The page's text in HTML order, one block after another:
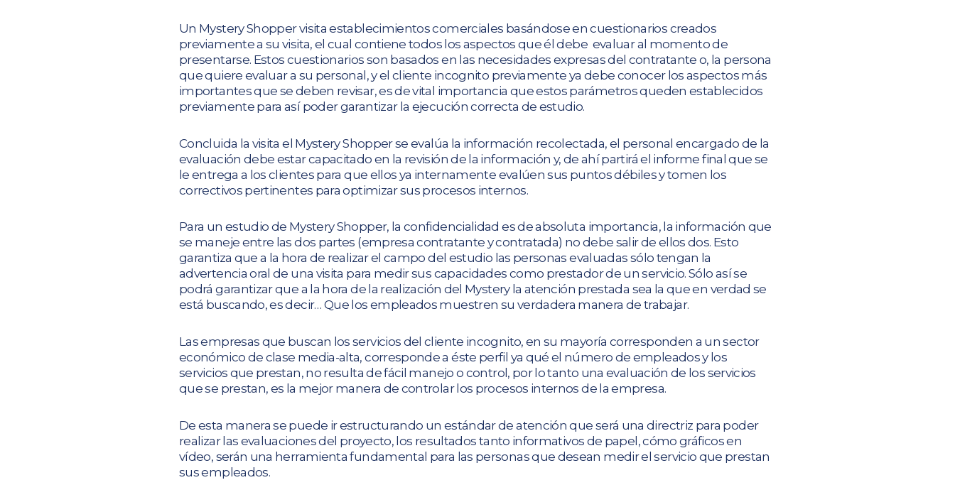
Un Mystery Shopper visita establecimientos comerciales basándose en cuestionarios creados
previamente a su visita, el cual contiene todos los aspectos que él debe evaluar al momento de
presentarse. Estos cuestionarios son basados en las necesidades expresas del contratante o, la persona
que quiere evaluar a su personal, y el cliente incognito previamente ya debe conocer los aspectos más
importantes que se deben revisar, es de vital importancia que estos parámetros queden establecidos
previamente para así poder garantizar la ejecución correcta de estudio.
Concluida la visita el Mystery Shopper se evalúa la información recolectada, el personal encargado de la
evaluación debe estar capacitado en la revisión de la información y, de ahí partirá el informe final que se
le entrega a los clientes para que ellos ya internamente evalúen sus puntos débiles y tomen los
correctivos pertinentes para optimizar sus procesos internos.
Para un estudio de Mystery Shopper, la confidencialidad es de absoluta importancia, la información que
se maneje entre las dos partes (empresa contratante y contratada) no debe salir de ellos dos. Esto
garantiza que a la hora de realizar el campo del estudio las personas evaluadas sólo tengan la
advertencia oral de una visita para medir sus capacidades como prestador de un servicio. Sólo así se
podrá garantizar que a la hora de la realización del Mystery la atención prestada sea la que en verdad se
está buscando, es decir… Que los empleados muestren su verdadera manera de trabajar.
Las empresas que buscan los servicios del cliente incognito, en su mayoría corresponden a un sector
económico de clase media-alta, corresponde a éste perfil ya qué el número de empleados y los
servicios que prestan, no resulta de fácil manejo o control, por lo tanto una evaluación de los servicios
que se prestan, es la mejor manera de controlar los procesos internos de la empresa.
De esta manera se puede ir estructurando un estándar de atención que será una directriz para poder
realizar las evaluaciones del proyecto, los resultados tanto informativos de papel, cómo gráficos en
vídeo, serán una herramienta fundamental para las personas que desean medir el servicio que prestan
sus empleados.